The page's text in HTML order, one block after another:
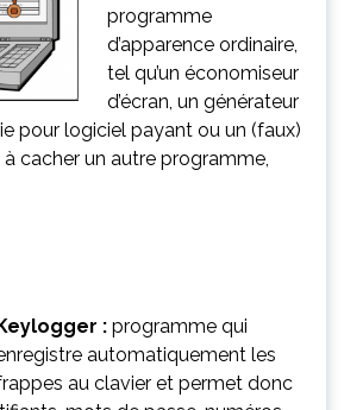
programme
d’apparence ordinaire,
tel qu’un économiseur
d’écran, un générateur
pour logiciel payant ou un (faux)
cacher un autre programme,
: programme qui
automatiquement les
au clavier et permet donc